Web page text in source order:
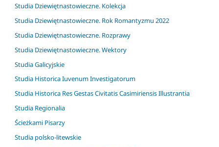
Studia Dziewiętnastowieczne. Kolekcja
Studia Dziewiętnastowieczne. Rok Romantyzmu 2022
Studia Dziewiętnastowieczne. Rozprawy
Studia Dziewiętnastowieczne. Wektory
Studia Galicyjskie
Studia Historica Iuvenum Investigatorum
Studia Historica Res Gestas Civitatis Casimiriensis Illustrantia
Studia Regionalia
Ścieżkami Pisarzy
Studia polsko-litewskie